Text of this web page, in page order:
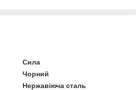
Сила
Чорний
Нержавіюча сталь